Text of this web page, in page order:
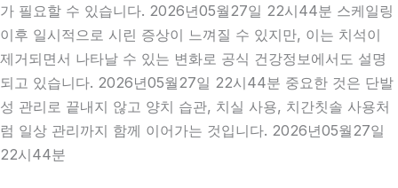
가 필요할 수 있습니다. 2026년05월27일 22시44분 스케일링
이후 일시적으로 시린 증상이 느껴질 수 있지만, 이는 치석이
제거되면서 나타날 수 있는 변화로 공식 건강정보에서도 설명
되고 있습니다. 2026년05월27일 22시44분 중요한 것은 단발
성 관리로 끝내지 않고 양치 습관, 치실 사용, 치간칫솔 사용처
럼 일상 관리까지 함께 이어가는 것입니다. 2026년05월27일
22시44분